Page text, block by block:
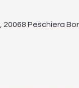
Peschiera